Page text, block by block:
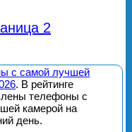
2
с самой лучшей
. В рейтинге
телефоны с
камерой на
день.